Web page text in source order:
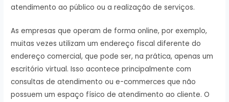
atendimento ao público ou a realização de serviços.
As empresas que operam de forma online, por exemplo,
muitas vezes utilizam um endereço fiscal diferente do
endereço comercial, que pode ser, na prática, apenas um
escritório virtual. Isso acontece principalmente com
consultas de atendimento ou e-commerces que não
possuem um espaço físico de atendimento ao cliente. O